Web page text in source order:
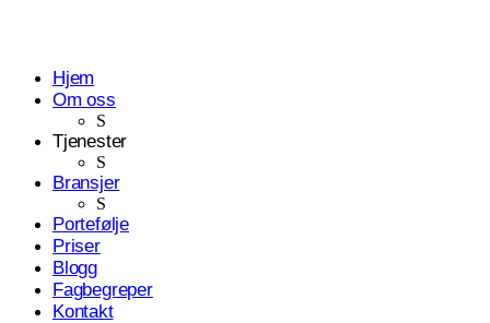
Hjem
Om oss
S
Tjenester
S
Bransjer
S
Portefølje
Priser
Blogg
Fagbegreper
Kontakt